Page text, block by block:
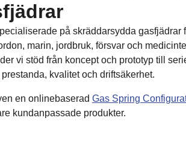
på skräddarsydda gasfjädrar
marin, jordbruk, försvar och
vi stöd från koncept och prototyp till
kvalitet och driftsäkerhet.
en onlinebaserad Gas Spring
kundanpassade produkter.